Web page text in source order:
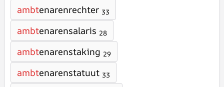
ambtenarenrechter 33
ambtenarensalaris 28
ambtenarenstaking 29
ambtenarenstatuut 33